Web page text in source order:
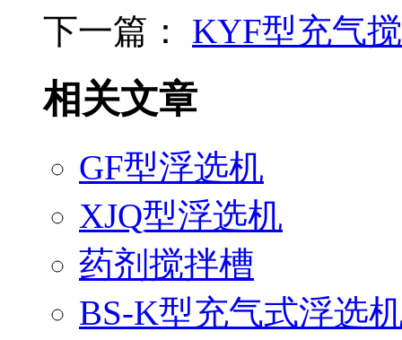
下一篇： KYF型充气
相关文章
GF型浮选机
XJQ型浮选机
药剂搅拌槽
BS-K型充气式浮选